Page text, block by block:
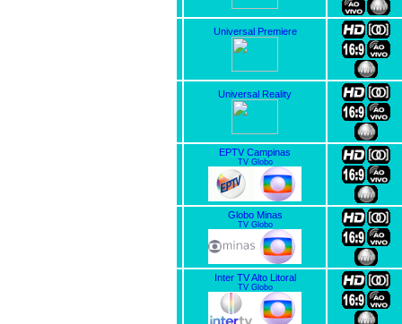
Universal Premiere
Universal Reality
EPTV Campinas
TV Globo
Globo Minas
TV Globo
Inter TV Alto Litoral
TV Globo